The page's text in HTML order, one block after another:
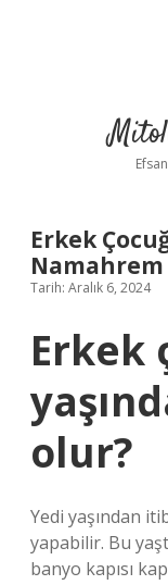
Erkek
Tarih: Aralık 6, 2024
Erkek
olur?
Yedi yaşından
yapabilir. Bu
banyo kapısı